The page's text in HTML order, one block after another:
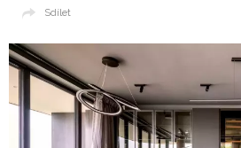
Sdílet